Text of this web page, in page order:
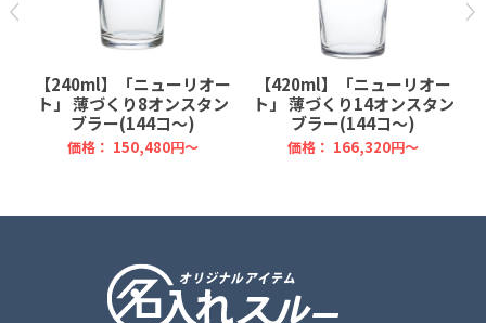
【240ml】「ニューリオー
ト」 薄づくり8オンスタン
ブラー(144コ～)
価格： 150,480円～
【420ml】「ニューリオー
ト」 薄づくり14オンスタン
ブラー(144コ～)
価格： 166,320円～